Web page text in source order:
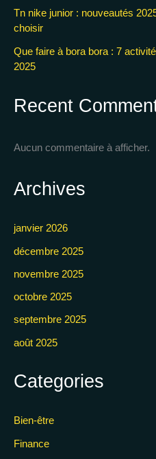
Tn nike junior : nouveautés
choisir
Que faire à bora bora : 7
2025
Recent
Aucun commentaire à afficher.
Archives
janvier 2026
décembre 2025
novembre 2025
octobre 2025
septembre 2025
août 2025
Categories
Bien-être
Finance